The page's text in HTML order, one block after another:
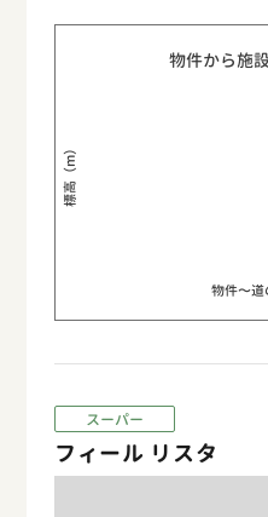
物件から施
標高（m）
物件〜
スーパー
フィール リスタ